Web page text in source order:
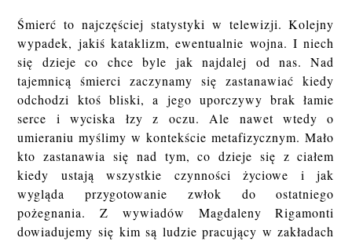
Śmierć to najczęściej statystyki w telewizji. Kolejny
wypadek, jakiś kataklizm, ewentualnie wojna. I niech
się dzieje co chce byle jak najdalej od nas. Nad
tajemnicą śmierci zaczynamy się zastanawiać kiedy
odchodzi ktoś bliski, a jego uporczywy brak łamie
serce i wyciska łzy z oczu. Ale nawet wtedy o
umieraniu myślimy w kontekście metafizycznym. Mało
kto zastanawia się nad tym, co dzieje się z ciałem
kiedy ustają wszystkie czynności życiowe i jak
wygląda przygotowanie zwłok do ostatniego
pożegnania. Z wywiadów Magdaleny Rigamonti
dowiadujemy się kim są ludzie pracujący w zakładach